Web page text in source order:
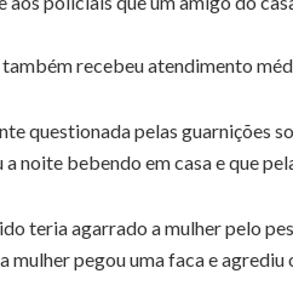
recebeu atendimento
questionada pelas guarnições
noite bebendo em casa e que
teria agarrado a mulher pelo
mulher pegou uma faca e agrediu